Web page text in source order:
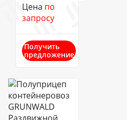
Цена по
запросу
Получить
предложение